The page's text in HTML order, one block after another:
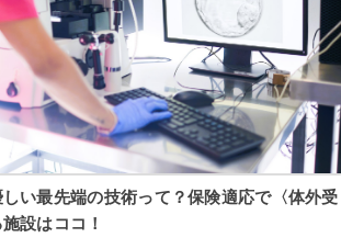
しい最先端の技術って？保険適応で〈体外受
設はココ！